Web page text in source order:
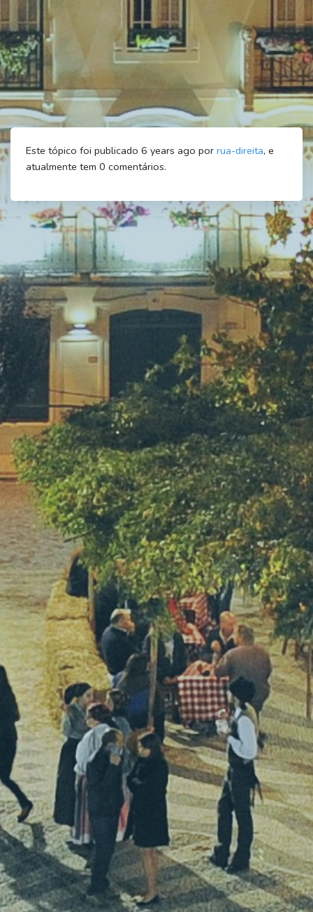
Este tópico foi publicado 6 years ago por rua-direita, e
atualmente tem 0 comentários.